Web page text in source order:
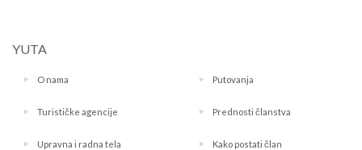
YUTA
O nama Putovanja
Turističke agencije Prednosti članstva
Upravna i radna tela Kako postati član